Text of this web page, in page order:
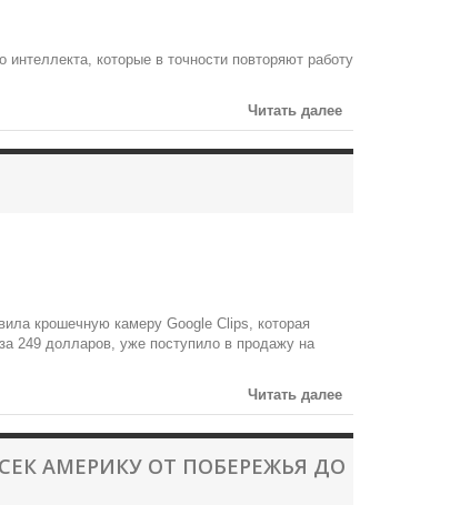
интеллекта, которые в точности повторяют работу
Читать далее
крошечную камеру Google Clips, которая
249 долларов, уже поступило в продажу на
Читать далее
АМЕРИКУ ОТ ПОБЕРЕЖЬЯ ДО